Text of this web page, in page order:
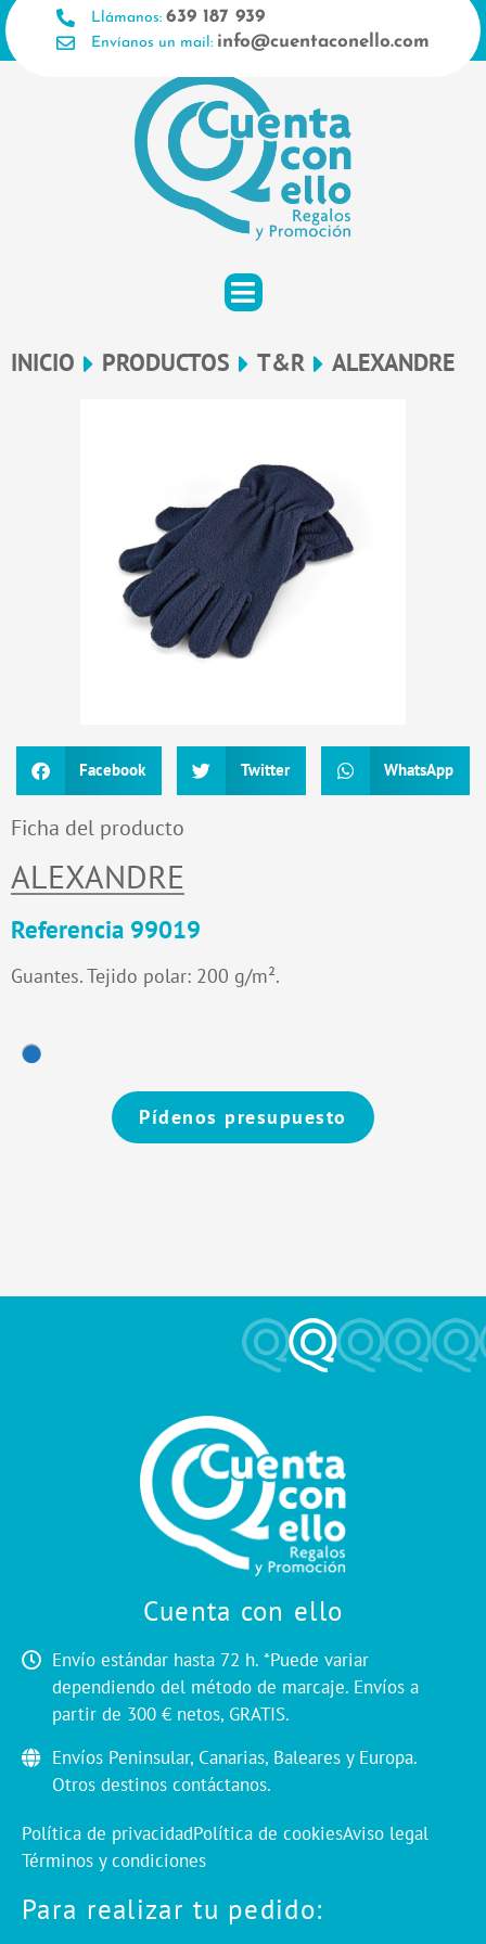
Ir
al
contenido
Llámanos: 639 187 939
Envíanos un mail: info@cuentaconello.com
INICIO PRODUCTOS T&R ALEXANDRE
Facebook Twitter WhatsApp
Ficha del producto
ALEXANDRE
Referencia 99019
Guantes. Tejido polar: 200 g/m².
Pídenos presupuesto
Cuenta con ello
Envío estándar hasta 72 h. *Puede variar
dependiendo del método de marcaje. Envíos a
partir de 300 € netos, GRATIS.
Envíos Peninsular, Canarias, Baleares y Europa.
Otros destinos contáctanos.
Política de privacidadPolítica de cookiesAviso legal
Términos y condiciones
Para realizar tu pedido: